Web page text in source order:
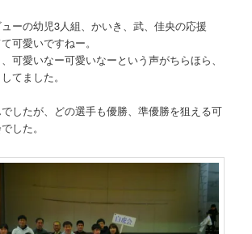
ーの幼児3人組、かいき、武、佳央の応援
可愛いですねー。
可愛いなー可愛いなーという声がちらほら、
てました。
したが、どの選手も優勝、準優勝を狙える可
した。